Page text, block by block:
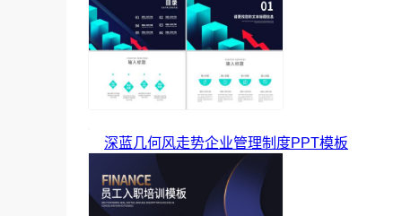
深蓝几何风走势企业管理制度PPT模板